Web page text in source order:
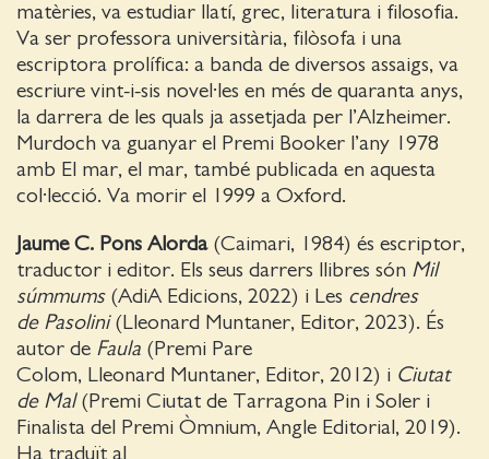
matèries, va estudiar llatí, grec, literatura i filosofia.
Va ser professora universitària, filòsofa i una
escriptora prolífica: a banda de diversos assaigs, va
escriure vint-i-sis novel·les en més de quaranta anys,
la darrera de les quals ja assetjada per l’Alzheimer.
Murdoch va guanyar el Premi Booker l’any 1978
amb El mar, el mar, també publicada en aquesta
col·lecció. Va morir el 1999 a Oxford.
Jaume C. Pons Alorda (Caimari, 1984) és escriptor,
traductor i editor. Els seus darrers llibres són Mil
súmmums(AdiA Edicions, 2022) i Les cendres
de Pasolini(Lleonard Muntaner, Editor, 2023). És
autor de Faula (Premi Pare
Colom, Lleonard Muntaner, Editor, 2012) i Ciutat
de Mal(Premi Ciutat de Tarragona Pin i Soler i
Finalista del Premi Òmnium, Angle Editorial, 2019).
Ha traduït al